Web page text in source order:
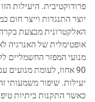
פרודוקטיבית. היעילות
יוצר התנגדות וייצר חום
האלקטרונית מבצעת
אופטימלית של האנרגיה
מנועי המפזר החשמליים
יעילות. שיפור משמעותי
כאשר התקנות ביתיות